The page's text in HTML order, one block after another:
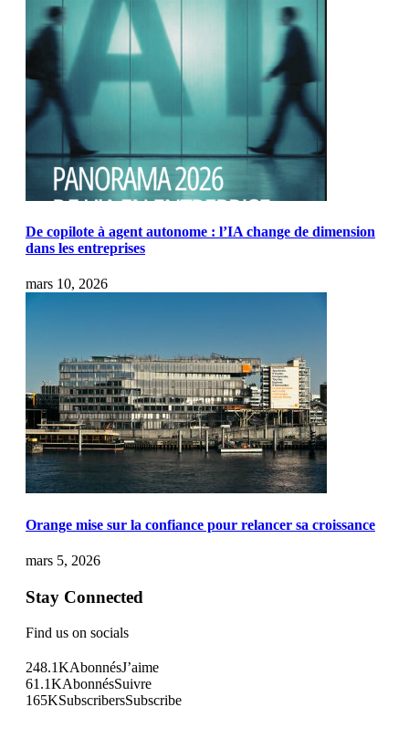
De copilote à agent autonome : l’IA change de dimension
dans les entreprises
mars 10, 2026
Orange mise sur la confiance pour relancer sa croissance
mars 5, 2026
Stay Connected
Find us on socials
248.1KAbonnésJ’aime
61.1KAbonnésSuivre
165KSubscribersSubscribe